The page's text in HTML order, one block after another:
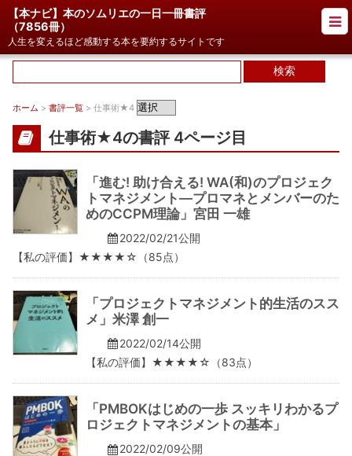
【本ナビ】本のソムリエの一日一冊書評
（7856冊）
人生を変えるほど感動する本を要約するサイトです
ホーム > 書評一覧 > 仕事術★4
仕事術★4の書評 4ページ目
「進む! 助け合える! WA(和)のプロジェク
トマネジメント―プロマネとメンバーのた
めのCCPM理論」宮田 一雄
2022/02/21公開
【私の評価】★★★★☆（85点）
「プロジェクトマネジメント的生活のスス
メ」米澤 創一
2022/02/14公開
【私の評価】★★★★☆（83点）
「PMBOKはじめの一歩 スッキリわかるプ
ロジェクトマネジメントの基本」
2022/02/09公開